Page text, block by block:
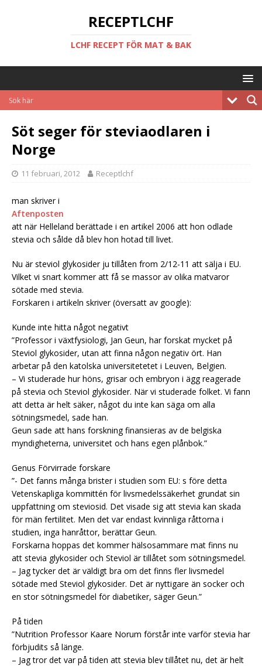
RECEPTLCHF
LCHF RECEPT FÖR MAT & BAK
Söt seger för steviaodlaren i
Norge
11 februari, 2012 Receptlchf
man skriver i
Aftenposten
att när Helleland berättade i en artikel 2006 att hon odlade
stevia och sålde då blev hon hotad till livet.
Nu är steviol glykosider ju tillåten from 2/12-11 att sälja i EU.
Vilket vi snart kommer att få se massor av olika matvaror
sötade med stevia.
Forskaren i artikeln skriver (översatt av google):
Kunde inte hitta något negativt
”Professor i växtfysiologi, Jan Geun, har forskat mycket på
Steviol glykosider, utan att finna någon negativ ört. Han
arbetar på den katolska universitetetet i Leuven, Belgien.
– Vi studerade hur höns, grisar och embryon i ägg reagerade
på stevia och Steviol glykosider. När vi studerade folket. Vi fann
att detta är helt säker, något du inte kan säga om alla
sötningsmedel, sade han.
Geun sade att hans forskning finansieras av de belgiska
myndigheterna, universitet och hans egen plånbok.”
Genus Förvirrade forskare
”- Det fanns många brister i studien som EU: s före detta
Vetenskapliga kommittén för livsmedelssäkerhet grundat sin
uppfattning om steviosid. Det visade sig att stevia kan skada
för män fertilitet. Men det var endast kvinnliga råttorna i
studien, inga hanråttor, berättar Geun.
Forskarna hoppas det kommer hälsosammare mat finns nu
att stevia glykosider och Steviol är tillåtet som sötningsmedel.
– Jag tycker det är väldigt bra om det finns fler livsmedel
sötade med Steviol glykosider. Det är nyttigare än socker och
en stor sötningsmedel för diabetiker, säger Geun.”
På tiden
”Nutrition Professor Kaare Norum förstår inte varför stevia har
förbjudits så länge.
– Jag tror det var på tiden att stevia blev tillåtet nu, det är helt